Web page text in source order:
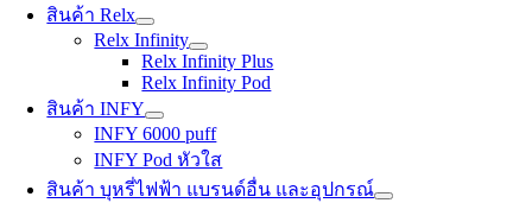
สินค้า Relx
Relx Infinity
Relx Infinity Plus
Relx Infinity Pod
สินค้า INFY
INFY 6000 puff
INFY Pod หัวใส
สินค้า บุหรี่ไฟฟ้า แบรนด์อื่น และอุปกรณ์